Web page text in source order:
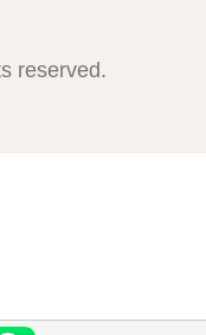
reserved.
5